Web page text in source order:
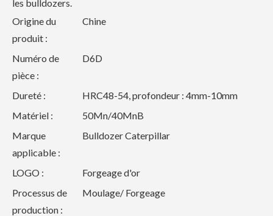
les bulldozers.
Origine du
produit :
Chine
Numéro de
pièce :
D6D
Dureté :
HRC48-54, profondeur : 4mm-10mm
Matériel :
50Mn/40MnB
Marque
applicable :
Bulldozer Caterpillar
LOGO :
Forgeage d'or
Processus de
production :
Moulage/ Forgeage